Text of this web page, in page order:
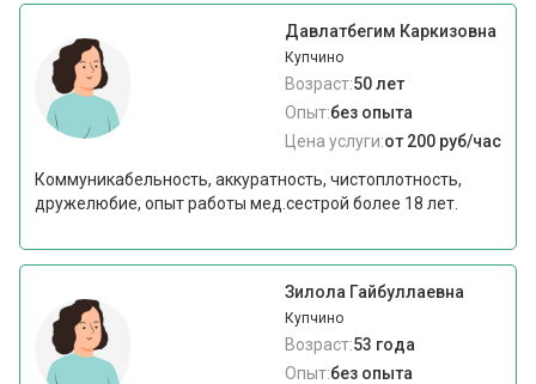
Давлатбегим Каркизовна
Купчино
Возраст:50 лет
Опыт:без опыта
Цена услуги:от 200 руб/час
Коммуникабельность, аккуратность, чистоплотность,
дружелюбие, опыт работы мед.сестрой более 18 лет.
Зилола Гайбуллаевна
Купчино
Возраст:53 года
Опыт:без опыта